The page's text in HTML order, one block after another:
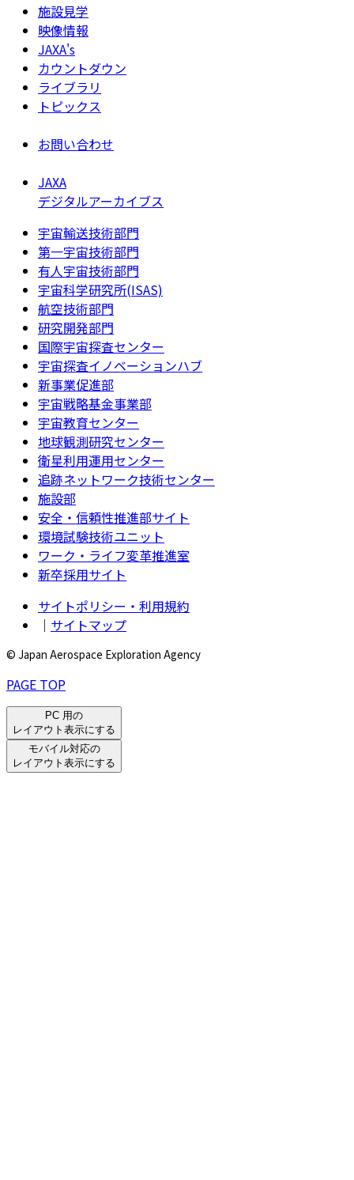
施設見学
映像情報
JAXA's
カウントダウン
ライブラリ
トピックス
お問い合わせ
JAXA
デジタルアーカイブス
宇宙輸送技術部門
第一宇宙技術部門
有人宇宙技術部門
宇宙科学研究所(ISAS)
航空技術部門
研究開発部門
国際宇宙探査センター
宇宙探査イノベーションハブ
新事業促進部
宇宙戦略基金事業部
宇宙教育センター
地球観測研究センター
衛星利用運用センター
追跡ネットワーク技術センター
施設部
安全・信頼性推進部サイト
環境試験技術ユニット
ワーク・ライフ変革推進室
新卒採用サイト
サイトポリシー・利用規約
｜ サイトマップ
© Japan Aerospace Exploration Agency
PAGE TOP
PC 用の
レイアウト表示にする
モバイル対応の
レイアウト表示にする